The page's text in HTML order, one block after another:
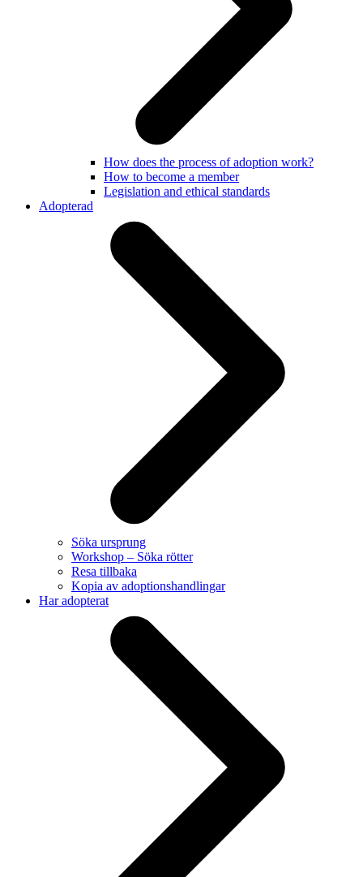
How does the process of adoption work?
How to become a member
Legislation and ethical standards
Adopterad
Söka ursprung
Workshop – Söka rötter
Resa tillbaka
Kopia av adoptionshandlingar
Har adopterat